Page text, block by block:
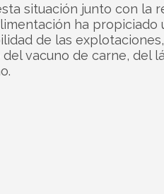
situación junto con la
ha propiciado
de las
vacuno de carne, del